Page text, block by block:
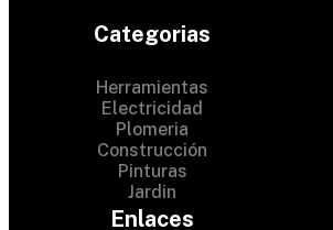
Categorias
Herramientas
Electricidad
Plomeria
Construcción
Pinturas
Jardin
Enlaces